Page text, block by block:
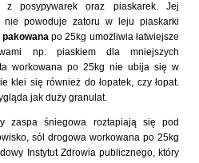
posypywarek oraz piaskarek. Jej
nie powoduje zatoru w leju piaskarki
po 25kg umożliwia łatwiejsze
np. piaskiem dla mniejszych
workowana po 25kg nie ubija się w
klei się również do łopatek, czy łopat.
jak duży granulat.
zaspa śniegowa roztapiają się pod
sól drogowa workowana po 25kg
Instytut Zdrowia publicznego, który